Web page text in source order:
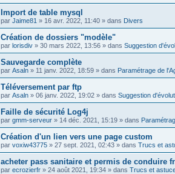
Import de table mysql
par Jaime81 » 16 avr. 2022, 11:40 » dans Divers
Création de dossiers "modèle"
par lorisdiv » 30 mars 2022, 13:56 » dans Suggestion
Sauvegarde complète
par Asaln » 11 janv. 2022, 18:59 » dans Paramétrage de
Téléversement par ftp
par Asaln » 06 janv. 2022, 19:02 » dans Suggestion
Faille de sécurité Log4j
par gmm-serveur » 14 déc. 2021, 15:19 » dans
Création d'un lien vers une page custom
par voxiw43775 » 27 sept. 2021, 02:43 » dans Trucs et
acheter pass sanitaire et permis de conduire
par ecrozierfr » 24 août 2021, 19:34 » dans Trucs et